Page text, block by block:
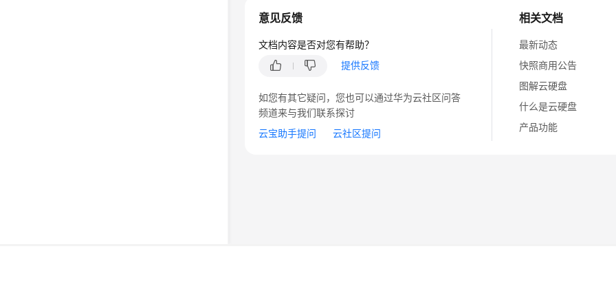
相关文档
最新动态
快照商用公告
图解云硬盘
什么是云硬盘
产品功能
意见反馈
文档内容是否对您有帮助？
提供反馈
如您有其它疑问，您也可以通过华为云社区问答
频道来与我们联系探讨
云宝助手提问
云社区提问